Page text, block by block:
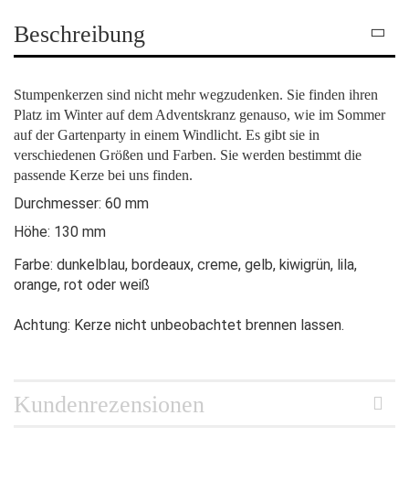
Beschreibung
Stumpenkerzen sind nicht mehr wegzudenken. Sie finden ihren
Platz im Winter auf dem Adventskranz genauso, wie im Sommer
auf der Gartenparty in einem Windlicht. Es gibt sie in
verschiedenen Größen und Farben. Sie werden bestimmt die
passende Kerze bei uns finden.
Durchmesser: 60 mm
Höhe: 130 mm
Farbe: dunkelblau, bordeaux, creme, gelb, kiwigrün, lila,
orange, rot oder weiß
Achtung: Kerze nicht unbeobachtet brennen lassen.
Kundenrezensionen